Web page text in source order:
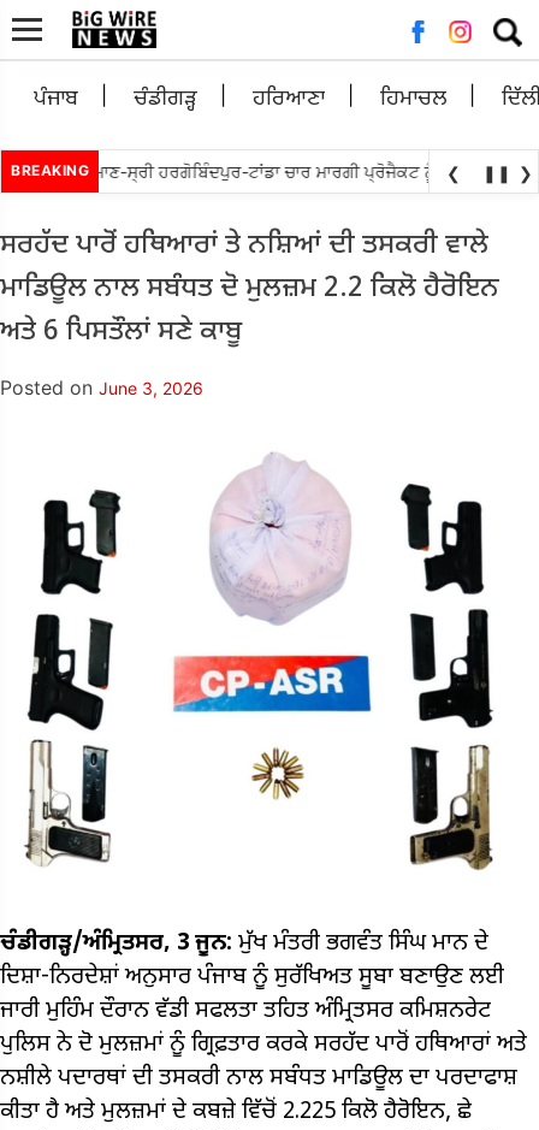
for:
ਪੰਜਾਬ ਚੰਡੀਗੜ੍ਹ ਹਰਿਆਣਾ ਹਿਮਾਚਲ
BREAKING
ਵਲੋ ਘੁਮਾਣ-ਸ੍ਰੀ ਹਰਗੋਬਿੰਦਪੁਰ-ਟਾਂਡਾ ਚਾਰ ਮਾਰਗੀ ਪ੍ਰੋਜੈਕਟ ਨੂੰ ਜਲਦ ਮੁੜ ਅਲਾਟ
❮ ❚❚ ❯
ਸਰਹੱਦ ਪਾਰੋਂ ਹਥਿਆਰਾਂ ਤੇ ਨਸ਼ਿਆਂ ਦੀ ਤਸਕਰੀ ਵਾਲੇ
ਮਾਡਿਊਲ ਨਾਲ ਸਬੰਧਤ ਦੋ ਮੁਲਜ਼ਮ 2.2 ਕਿਲੋ ਹੈਰੋਇਨ
ਅਤੇ 6 ਪਿਸਤੌਲਾਂ ਸਣੇ ਕਾਬੂ
Posted on June 3, 2026
ਚੰਡੀਗੜ੍ਹ/ਅੰਮ੍ਰਿਤਸਰ, 3 ਜੂਨ: ਮੁੱਖ ਮੰਤਰੀ ਭਗਵੰਤ ਸਿੰਘ ਮਾਨ ਦੇ
ਦਿਸ਼ਾ-ਨਿਰਦੇਸ਼ਾਂ ਅਨੁਸਾਰ ਪੰਜਾਬ ਨੂੰ ਸੁਰੱਖਿਅਤ ਸੂਬਾ ਬਣਾਉਣ ਲਈ
ਜਾਰੀ ਮੁਹਿੰਮ ਦੌਰਾਨ ਵੱਡੀ ਸਫਲਤਾ ਤਹਿਤ ਅੰਮ੍ਰਿਤਸਰ ਕਮਿਸ਼ਨਰੇਟ
ਪੁਲਿਸ ਨੇ ਦੋ ਮੁਲਜ਼ਮਾਂ ਨੂੰ ਗ੍ਰਿਫ਼ਤਾਰ ਕਰਕੇ ਸਰਹੱਦ ਪਾਰੋਂ ਹਥਿਆਰਾਂ ਅਤੇ
ਨਸ਼ੀਲੇ ਪਦਾਰਥਾਂ ਦੀ ਤਸਕਰੀ ਨਾਲ ਸਬੰਧਤ ਮਾਡਿਊਲ ਦਾ ਪਰਦਾਫਾਸ਼
ਕੀਤਾ ਹੈ ਅਤੇ ਮੁਲਜ਼ਮਾਂ ਦੇ ਕਬਜ਼ੇ ਵਿੱਚੋਂ 2.225 ਕਿਲੋ ਹੈਰੋਇਨ, ਛੇ